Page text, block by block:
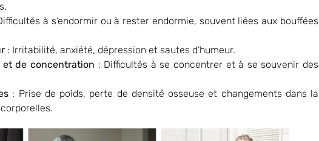
à s’endormir ou à rester endormie, souvent liées aux bouffées
: Irritabilité, anxiété, dépression et sautes d’humeur.
et de concentration : Difficultés à se concentrer et à se souvenir des
: Prise de poids, perte de densité osseuse et changements dans la